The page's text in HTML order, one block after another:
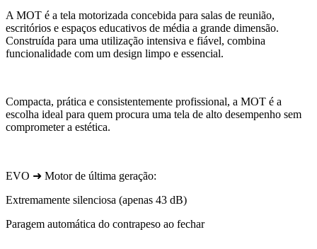
A MOT é a tela motorizada concebida para salas de reunião,
escritórios e espaços educativos de média a grande dimensão.
Construída para uma utilização intensiva e fiável, combina
funcionalidade com um design limpo e essencial.
Compacta, prática e consistentemente profissional, a MOT é a
escolha ideal para quem procura uma tela de alto desempenho sem
comprometer a estética.
EVO ➜ Motor de última geração:
Extremamente silenciosa (apenas 43 dB)
Paragem automática do contrapeso ao fechar